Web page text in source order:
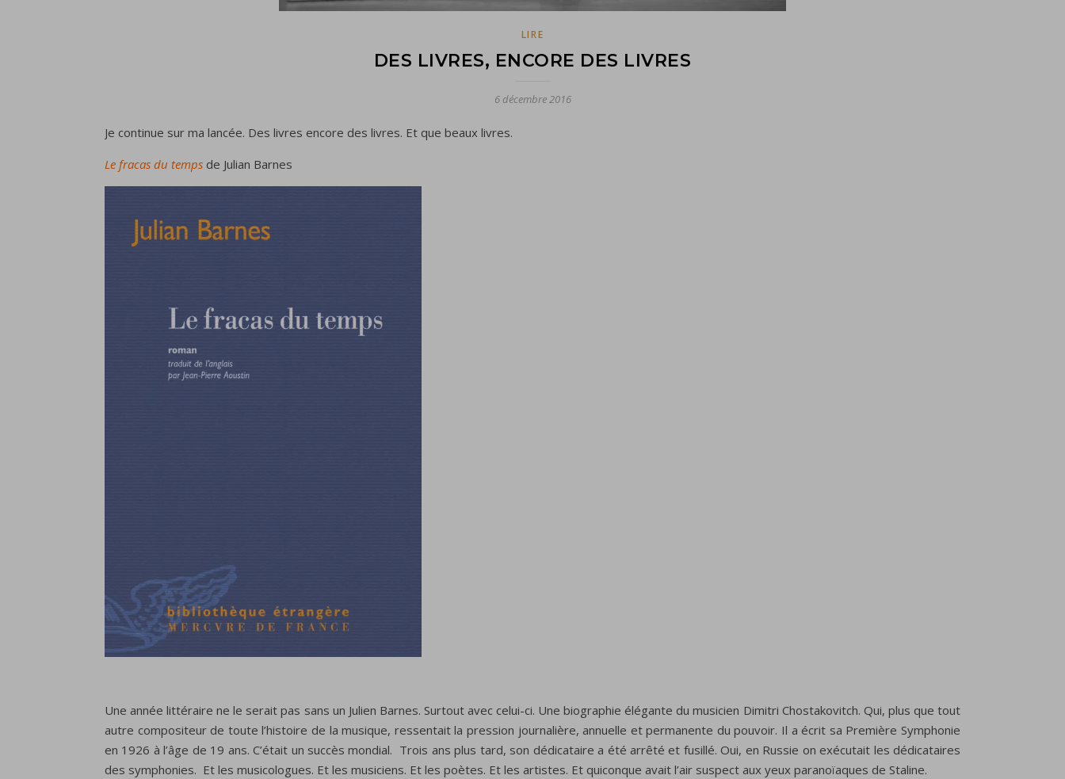
LIRE
DES LIVRES, ENCORE DES LIVRES
6 décembre 2016
Je continue sur ma lancée. Des livres encore des livres. Et que beaux livres.
Le fracas du temps de Julian Barnes
Une année littéraire ne le serait pas sans un Julien Barnes. Surtout avec celui-ci. Une biographie élégante du musicien Dimitri Chostakovitch. Qui, plus que tout
autre compositeur de toute l’histoire de la musique, ressentait la pression journalière, annuelle et permanente du pouvoir. Il a écrit sa Première Symphonie
en 1926 à l’âge de 19 ans. C’était un succès mondial. Trois ans plus tard, son dédicataire a été arrêté et fusillé. Oui, en Russie on exécutait les dédicataires
des symphonies. Et les musicologues. Et les musiciens. Et les poètes. Et les artistes. Et quiconque avait l’air suspect aux yeux paranoïaques de Staline.